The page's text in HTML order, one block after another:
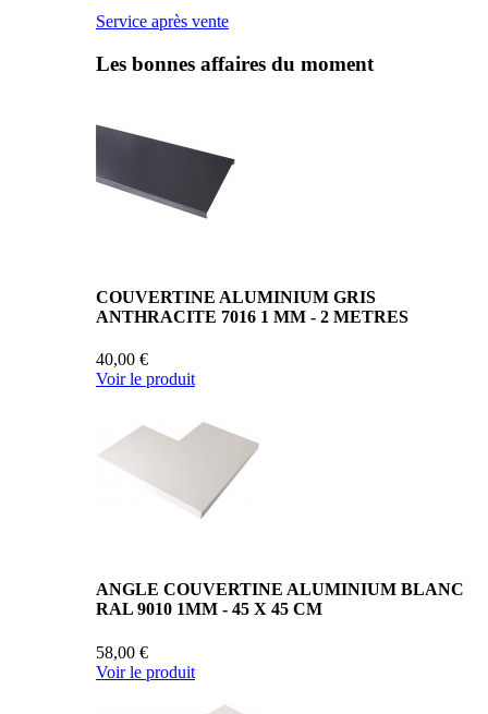
Service après vente
Les bonnes affaires du moment
COUVERTINE ALUMINIUM GRIS
ANTHRACITE 7016 1 MM - 2 METRES
40,00 €
Voir le produit
ANGLE COUVERTINE ALUMINIUM BLANC
RAL 9010 1MM - 45 X 45 CM
58,00 €
Voir le produit